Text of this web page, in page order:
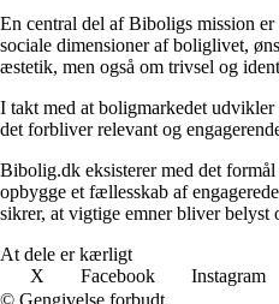
En central del af Biboligs mission
sociale dimensioner af boliglivet,
æstetik, men også om trivsel og
I takt med at boligmarkedet
det forbliver relevant og
Bibolig.dk eksisterer med det
opbygge et fællesskab af
sikrer, at vigtige emner bliver belyst
At dele er kærligt
X
Facebook Instagram